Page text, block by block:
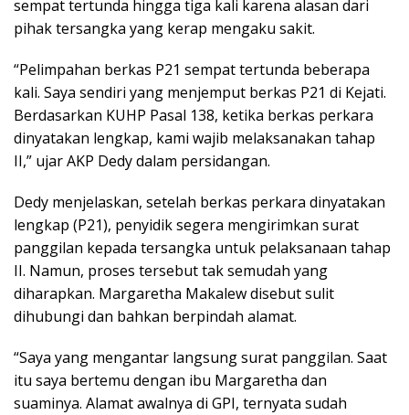
sempat tertunda hingga tiga kali karena alasan dari
pihak tersangka yang kerap mengaku sakit.
“Pelimpahan berkas P21 sempat tertunda beberapa
kali. Saya sendiri yang menjemput berkas P21 di Kejati.
Berdasarkan KUHP Pasal 138, ketika berkas perkara
dinyatakan lengkap, kami wajib melaksanakan tahap
II,” ujar AKP Dedy dalam persidangan.
Dedy menjelaskan, setelah berkas perkara dinyatakan
lengkap (P21), penyidik segera mengirimkan surat
panggilan kepada tersangka untuk pelaksanaan tahap
II. Namun, proses tersebut tak semudah yang
diharapkan. Margaretha Makalew disebut sulit
dihubungi dan bahkan berpindah alamat.
“Saya yang mengantar langsung surat panggilan. Saat
itu saya bertemu dengan ibu Margaretha dan
suaminya. Alamat awalnya di GPI, ternyata sudah